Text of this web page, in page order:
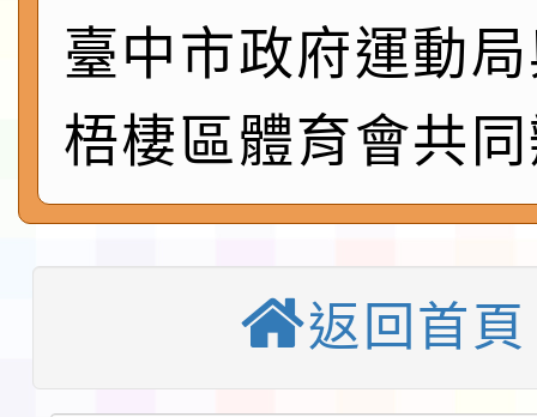
請一案
026 ART TAIPEI臺北
本校115學年度第1學
告(採1次公告分次招考)
115 年度兒童課後照顧
0 小時業訓練課程
轉知本市體育總會划船
錦標賽」海洋艇及
域)，申請變更地點
計畫」公費接種對象擴
115學年度迎新活動暨
會活動流程表
本校115學年度第1學
臺中市政府運動
梧棲區體育會共
返回首頁